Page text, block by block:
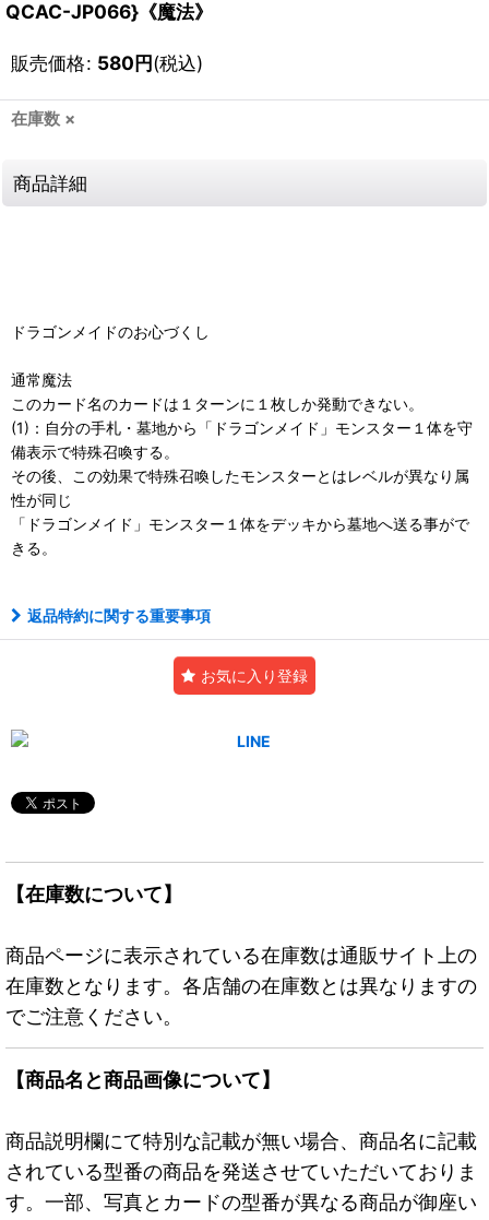
QCAC-JP066}《魔法》
販売価格: 580円(税込)
在庫数 ×
商品詳細
ドラゴンメイドのお心づくし
通常魔法
このカード名のカードは１ターンに１枚しか発動できない。
(1)：自分の手札・墓地から「ドラゴンメイド」モンスター１体を守
備表示で特殊召喚する。
その後、この効果で特殊召喚したモンスターとはレベルが異なり属
性が同じ
「ドラゴンメイド」モンスター１体をデッキから墓地へ送る事がで
きる。
返品特約に関する重要事項
お気に入り登録
【在庫数について】
商品ページに表示されている在庫数は通販サイト上の
在庫数となります。各店舗の在庫数とは異なりますの
でご注意ください。
【商品名と商品画像について】
商品説明欄にて特別な記載が無い場合、商品名に記載
されている型番の商品を発送させていただいておりま
す。一部、写真とカードの型番が異なる商品が御座い